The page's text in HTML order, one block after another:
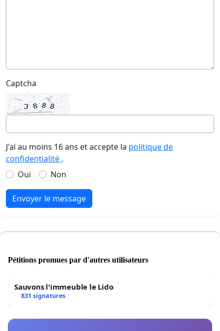
Captcha
J'ai au moins 16 ans et accepte la politique de
confidentialité .
Oui
Non
Envoyer le message
Pétitions promues par d'autres utilisateurs
Sauvons l'immeuble le Lido
831 signatures